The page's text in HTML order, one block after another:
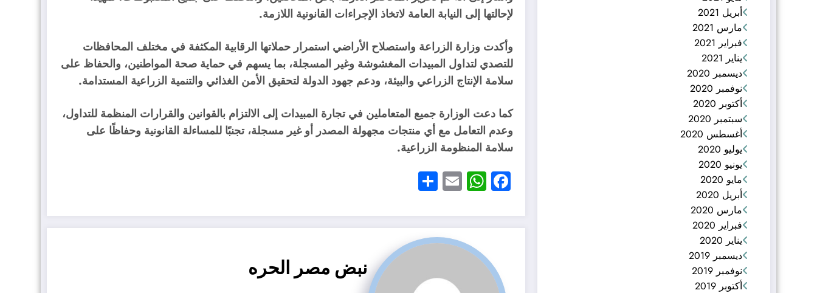
أبريل 2021
مارس 2021
فبراير 2021
يناير 2021
ديسمبر 2020
نوفمبر 2020
أكتوبر 2020
سبتمبر 2020
أغسطس 2020
يوليو 2020
يونيو 2020
مايو 2020
أبريل 2020
مارس 2020
فبراير 2020
يناير 2020
ديسمبر 2019
نوفمبر 2019
أكتوبر 2019
لإحالتها إلى النيابة العامة لاتخاذ الإجراءات القانونية اللازمة.
وأكدت وزارة الزراعة واستصلاح الأراضي استمرار حملاتها الرقابية المكثفة في مختلف المحافظات
للتصدي لتداول المبيدات المغشوشة وغير المسجلة، بما يسهم في حماية صحة المواطنين، والحفاظ على
سلامة الإنتاج الزراعي والبيئة، ودعم جهود الدولة لتحقيق الأمن الغذائي والتنمية الزراعية المستدامة.
كما دعت الوزارة جميع المتعاملين في تجارة المبيدات إلى الالتزام بالقوانين والقرارات المنظمة للتداول،
وعدم التعامل مع أي منتجات مجهولة المصدر أو غير مسجلة، تجنبًا للمساءلة القانونية وحفاظًا على
سلامة المنظومة الزراعية.
Facebook
WhatsApp
Email
نبض مصر الحره